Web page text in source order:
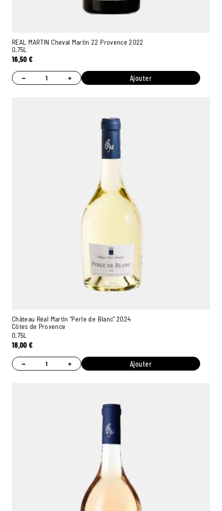
REAL MARTIN Cheval Martin 22 Provence 2022
0,75L
16,50€
− + Ajouter
Château Réal Martin "Perle de Blanc" 2024
Côtes de Provence
0,75L
18,00€
− + Ajouter